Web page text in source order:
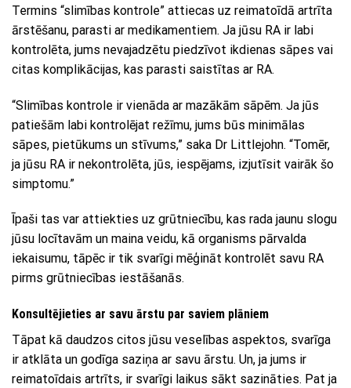
Termins “slimības kontrole” attiecas uz reimatoīdā artrīta
ārstēšanu, parasti ar medikamentiem. Ja jūsu RA ir labi
kontrolēta, jums nevajadzētu piedzīvot ikdienas sāpes vai
citas komplikācijas, kas parasti saistītas ar RA.
“Slimības kontrole ir vienāda ar mazākām sāpēm. Ja jūs
patiešām labi kontrolējat režīmu, jums būs minimālas
sāpes, pietūkums un stīvums,” saka Dr Littlejohn. “Tomēr,
ja jūsu RA ir nekontrolēta, jūs, iespējams, izjutīsit vairāk šo
simptomu.”
Īpaši tas var attiekties uz grūtniecību, kas rada jaunu slogu
jūsu locītavām un maina veidu, kā organisms pārvalda
iekaisumu, tāpēc ir tik svarīgi mēģināt kontrolēt savu RA
pirms grūtniecības iestāšanās.
Konsultējieties ar savu ārstu par saviem plāniem
Tāpat kā daudzos citos jūsu veselības aspektos, svarīga
ir atklāta un godīga saziņa ar savu ārstu. Un, ja jums ir
reimatoīdais artrīts, ir svarīgi laikus sākt sazināties. Pat ja